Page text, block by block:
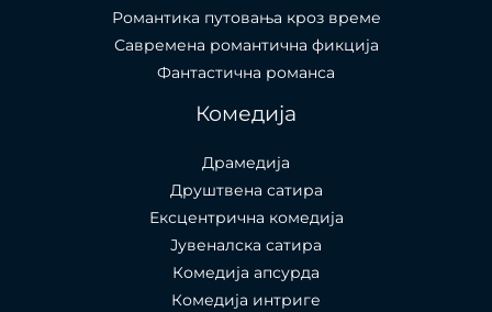
Романтика путовања кроз време
Савремена романтична фикција
Фантастична романса
Комедија
Драмедија
Друштвена сатира
Ексцентрична комедија
Јувеналска сатира
Комедија апсурда
Комедија интриге